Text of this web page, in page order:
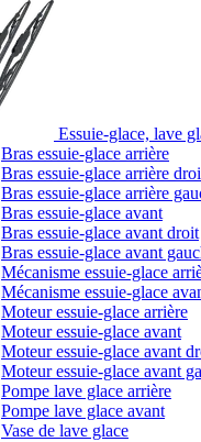
Essuie-glace, lave
Bras essuie-glace arrière
Bras essuie-glace arrière
Bras essuie-glace arrière
Bras essuie-glace avant
Bras essuie-glace avant droit
Bras essuie-glace avant
Mécanisme essuie-glace
Mécanisme essuie-glace
Moteur essuie-glace arrière
Moteur essuie-glace avant
Moteur essuie-glace avant
Moteur essuie-glace avant
Pompe lave glace arrière
Pompe lave glace avant
Vase de lave glace